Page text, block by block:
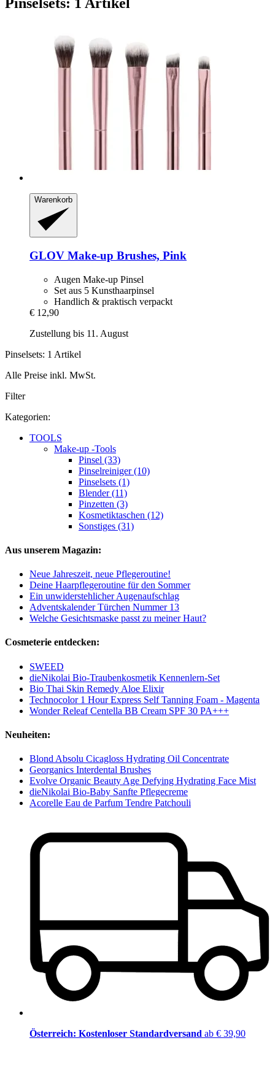
Warenkorb
GLOV Make-​up Brushes, Pink
Augen Make-up Pinsel
Set aus 5 Kunsthaarpinsel
Handlich & praktisch verpackt
€ 12,90
Zustellung bis 11. August
Pinselsets: 1 Artikel
Alle Preise inkl. MwSt.
Filter
Kategorien:
TOOLS
Make-up -Tools
Pinsel (33)
Pinselreiniger (10)
Pinselsets (1)
Blender (11)
Pinzetten (3)
Kosmetiktaschen (12)
Sonstiges (31)
Aus unserem Magazin:
Neue Jahreszeit, neue Pflegeroutine!
Deine Haarpflegeroutine für den Sommer
Ein unwiderstehlicher Augenaufschlag
Adventskalender Türchen Nummer 13
Welche Gesichtsmaske passt zu meiner Haut?
Cosmeterie entdecken:
SWEED
dieNikolai Bio-Traubenkosmetik Kennenlern-Set
Bio Thai Skin Remedy Aloe Elixir
Technocolor 1 Hour Express Self Tanning Foam - Magenta
Wonder Releaf Centella BB Cream SPF 30 PA+++
Neuheiten:
Blond Absolu Cicagloss Hydrating Oil Concentrate
Georganics Interdental Brushes
Evolve Organic Beauty Age Defying Hydrating Face Mist
dieNikolai Bio-Baby Sanfte Pflegecreme
Acorelle Eau de Parfum Tendre Patchouli
Österreich: Kostenloser Standardversand ab € 39,90